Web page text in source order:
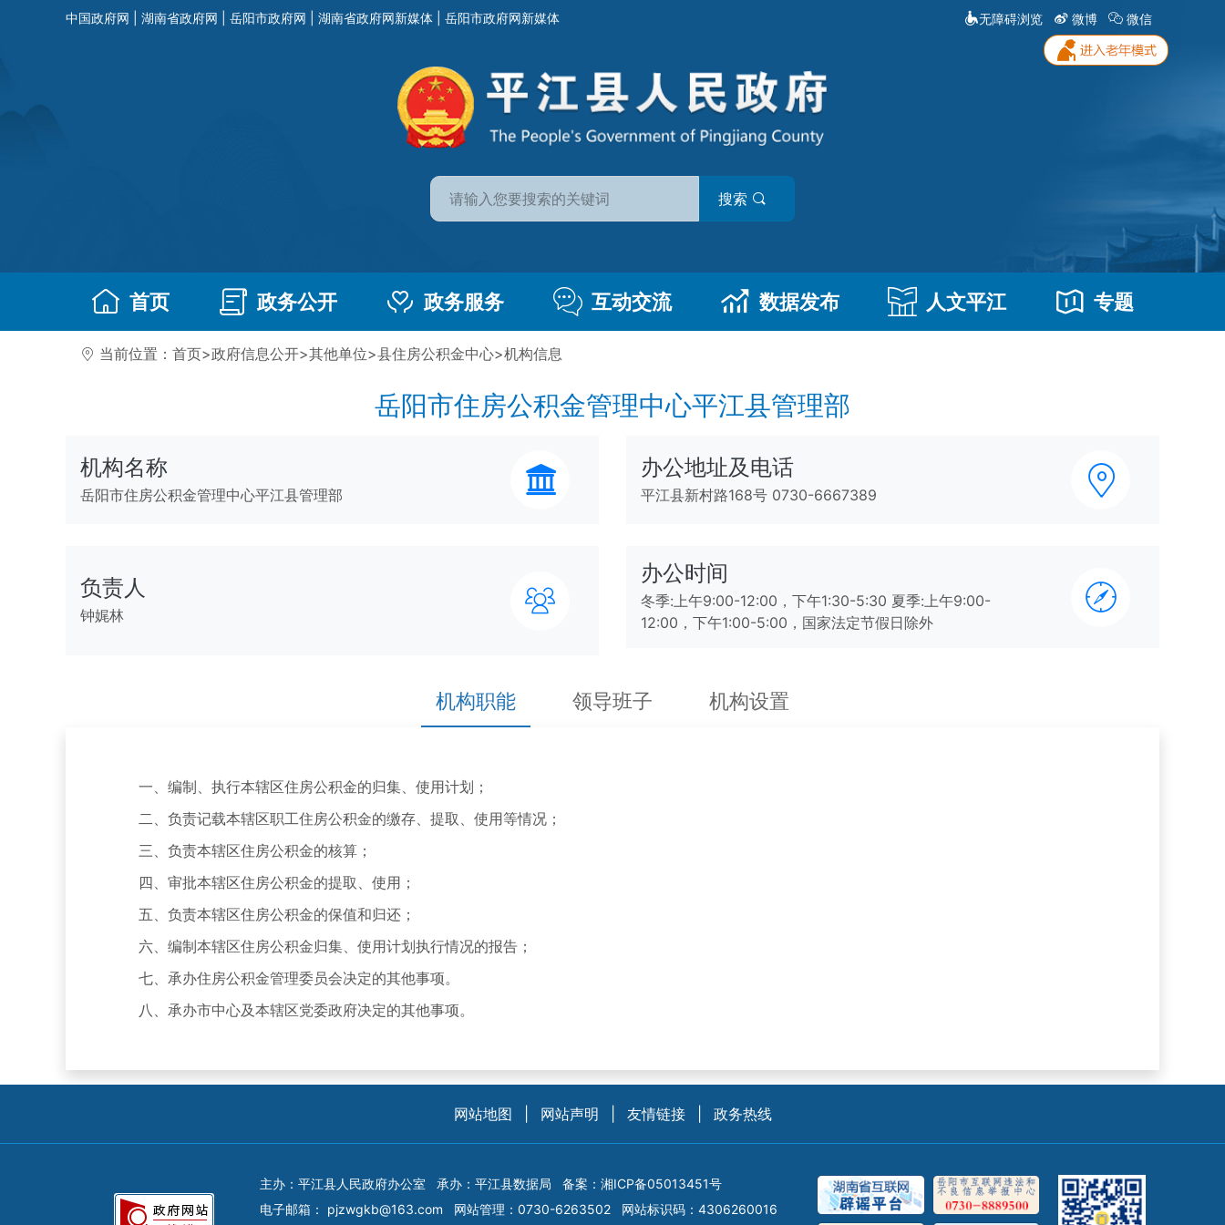
中国政府网 湖南省政府网 岳阳市政府网 湖南省政府网新媒体 岳阳市政府网新媒体 无障碍浏览 微博 微信
搜索
首页 政务公开 政务服务 互动交流 数据发布 人文平江 专题
当前位置： 首页>政府信息公开>其他单位>县住房公积金中心>机构信息
岳阳市住房公积金管理中心平江县管理部
机构名称
岳阳市住房公积金管理中心平江县管理部
办公地址及电话
平江县新村路168号 0730-6667389
负责人
钟娓林
办公时间
冬季:上午9:00-12:00，下午1:30-5:30 夏季:上午9:00-
12:00，下午1:00-5:00，国家法定节假日除外
机构职能 领导班子 机构设置
一、编制、执行本辖区住房公积金的归集、使用计划；
二、负责记载本辖区职工住房公积金的缴存、提取、使用等情况；
三、负责本辖区住房公积金的核算；
四、审批本辖区住房公积金的提取、使用；
五、负责本辖区住房公积金的保值和归还；
六、编制本辖区住房公积金归集、使用计划执行情况的报告；
七、承办住房公积金管理委员会决定的其他事项。
八、承办市中心及本辖区党委政府决定的其他事项。
网站地图 网站声明 友情链接 政务热线
主办：平江县人民政府办公室 承办：平江县数据局 备案： 湘ICP备05013451号
电子邮箱： pjzwgkb@163.com 网站管理：0730-6263502 网站标识码：4306260016